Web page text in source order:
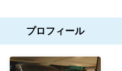
プロフィール